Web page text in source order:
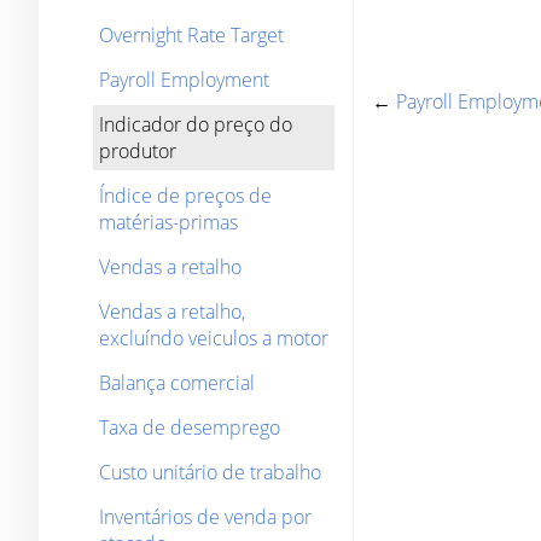
Overnight Rate Target
Payroll Employment
Indicador do preço do
produtor
Índice de preços de
matérias-primas
Vendas a retalho
Vendas a retalho,
excluíndo veiculos a motor
Balança comercial
Taxa de desemprego
Custo unitário de trabalho
Inventários de venda por
← Payroll